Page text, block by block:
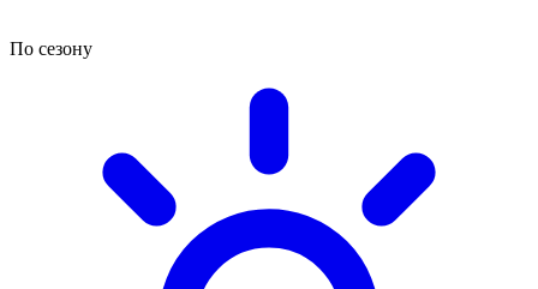
По сезону